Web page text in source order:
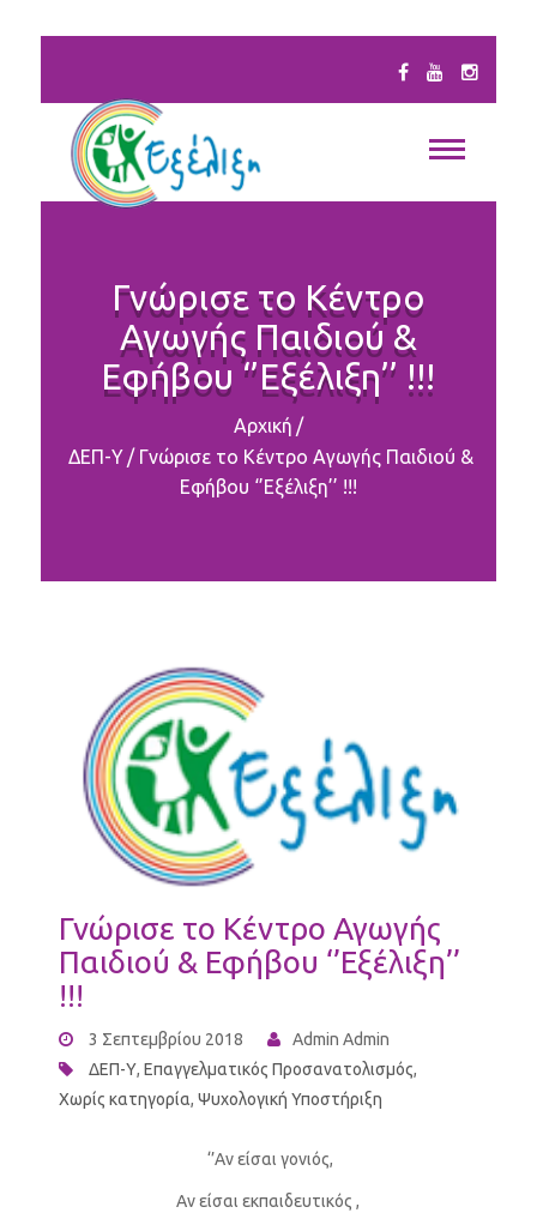
Γνώρισε το Κέντρο
Αγωγής Παιδιού &
Εφήβου ‘’Εξέλιξη’’ !!!
Αρχική /
ΔΕΠ-Υ /Γνώρισε το Κέντρο Αγωγής Παιδιού &
Εφήβου ‘’Εξέλιξη’’ !!!
Γνώρισε το Κέντρο Αγωγής
Παιδιού & Εφήβου ‘’Εξέλιξη’’
!!!
3 Σεπτεμβρίου 2018
Admin Admin
ΔΕΠ-Υ, Επαγγελματικός Προσανατολισμός,
Χωρίς κατηγορία, Ψυχολογική Υποστήριξη
‘’Αν είσαι γονιός,
Αν είσαι εκπαιδευτικός ,